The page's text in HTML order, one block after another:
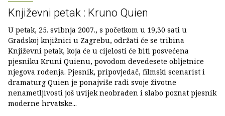
Književni petak : Kruno Quien
U petak, 25. svibnja 2007., s početkom u 19,30 sati u
Gradskoj knjižnici u Zagrebu, održati će se tribina
Književni petak, koja će u cijelosti će biti posvećena
pjesniku Kruni Quienu, povodom devedesete obljetnice
njegova rođenja. Pjesnik, pripovjedač, filmski scenarist i
dramaturg Quien je ponajviše radi svoje životne
nenametljivosti još uvijek neobrađen i slabo poznat pjesnik
moderne hrvatske...